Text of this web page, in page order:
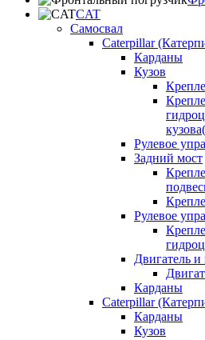
CAT
Самосвал
Caterpillar
Карданы
Кузов
Рулевое
Задний мост
Рулевое
Двигатель и
Карданы
Caterpillar
Карданы
Кузов